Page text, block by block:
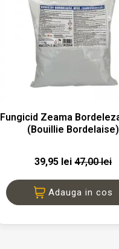
Vizualizare rapida
Fungicid Zeama
(Bouillie Bordelaise)
39,95 lei47,00 lei
Adauga in cos